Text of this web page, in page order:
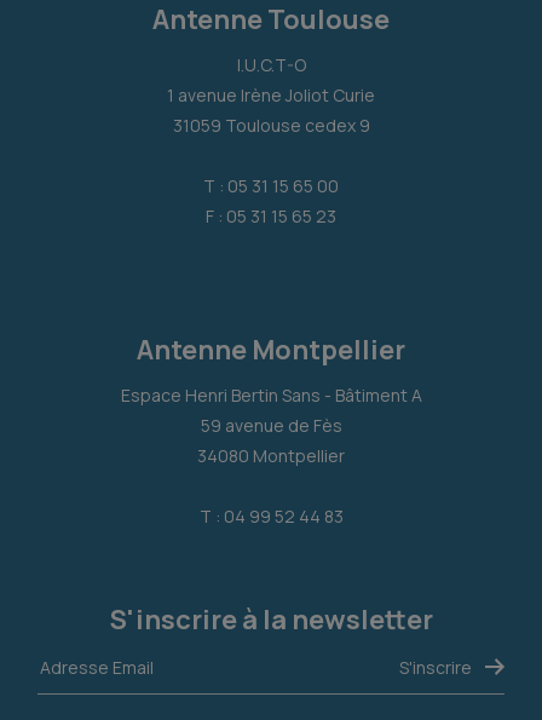
Antenne Toulouse
I.U.C.T-O
1 avenue Irène Joliot Curie
31059 Toulouse cedex 9
T : 05 31 15 65 00
F : 05 31 15 65 23
Antenne Montpellier
Espace Henri Bertin Sans - Bâtiment A
59 avenue de Fès
34080 Montpellier
T : 04 99 52 44 83
S'inscrire à la newsletter